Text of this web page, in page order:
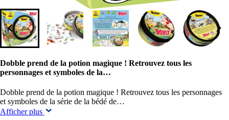
Dobble prend de la potion magique ! Retrouvez tous les
personnages et symboles de la…
Dobble prend de la potion magique ! Retrouvez tous les personnages
et symboles de la série de la bédé de…
Afficher plus